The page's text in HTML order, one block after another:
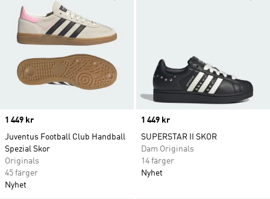
Price
1 449 kr
Juventus Football Club Handball
Spezial Skor
Originals
45 färger
Nyhet
Price
1 449 kr
SUPERSTAR II SKOR
Dam Originals
14 färger
Nyhet